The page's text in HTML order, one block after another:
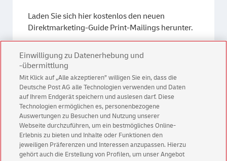
Laden Sie sich hier kostenlos den neuen
Direktmarketing-Guide Print-Mailings herunter.
Direktmarketing-Guide
Kontakt
Einwilligung zu Datenerhebung und
-übermittlung
Mit Klick auf „Alle akzeptieren” willigen Sie ein, dass die
Deutsche Post AG alle Technologien verwenden und Daten
auf Ihrem Endgerät speichern und auslesen darf. Diese
Technologien ermöglichen es, personenbezogene
Auswertungen zu Besuchen und Nutzung unserer
Webseite durchzuführen, um ein bestmögliches Online-
Erlebnis zu bieten und Inhalte oder Funktionen den
jeweiligen Präferenzen und Interessen anzupassen. Hierzu
gehört auch die Erstellung von Profilen, um unser Angebot